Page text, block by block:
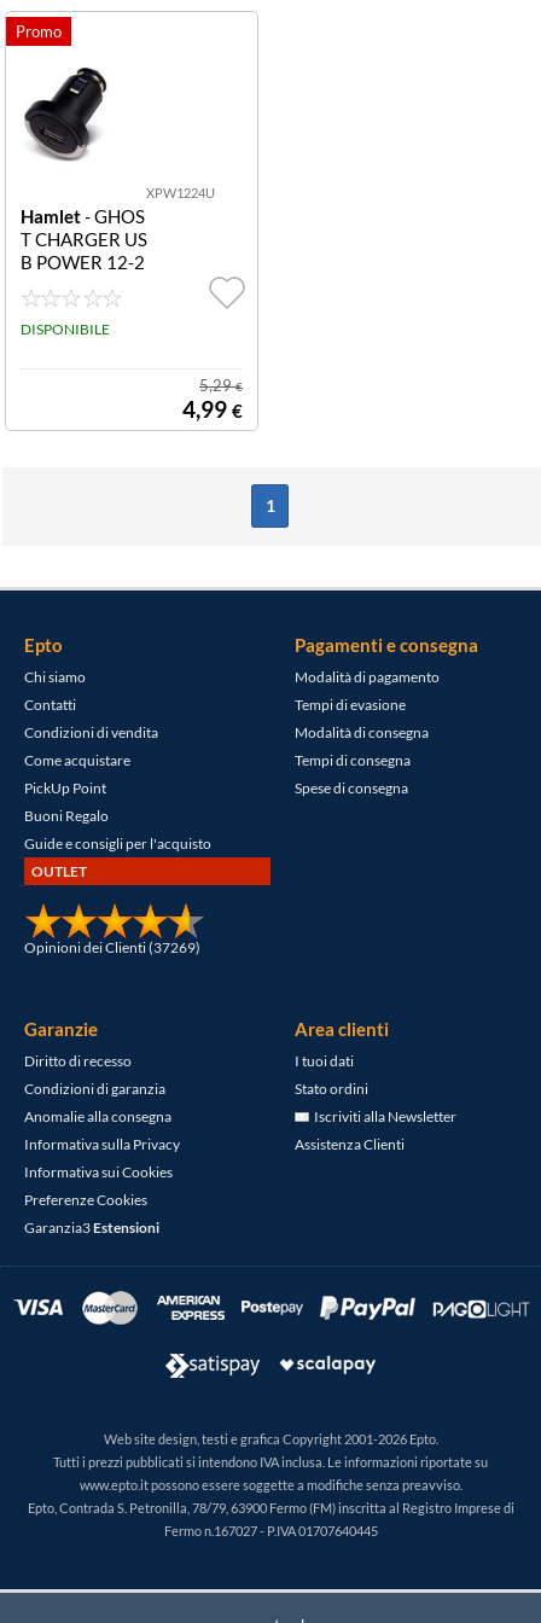
XPW1224U
Hamlet- GHOS
T CHARGER US
B POWER 12-2
4
DISPONIBILE
5,29€
4,99 €
1
Epto
Chi siamo
Contatti
Condizioni di vendita
Come acquistare
PickUp Point
Buoni Regalo
Guide e consigli per l'acquisto
OUTLET
Opinioni dei Clienti (37269)
Pagamenti e consegna
Modalità di pagamento
Tempi di evasione
Modalità di consegna
Tempi di consegna
Spese di consegna
Garanzie
Diritto di recesso
Condizioni di garanzia
Anomalie alla consegna
Informativa sulla Privacy
Informativa sui Cookies
Preferenze Cookies
Garanzia3Estensioni
Area clienti
I tuoi dati
Stato ordini
Iscriviti alla Newsletter
Assistenza Clienti
Web site design, testi e grafica Copyright 2001-2026 Epto.
Tutti i prezzi pubblicati si intendono IVA inclusa. Le informazioni riportate su
www.epto.it possono essere soggette a modifiche senza preavviso.
Epto, Contrada S. Petronilla, 78/79, 63900 Fermo (FM) inscritta al Registro Imprese di
Fermo n.167027 - P.IVA 01707640445